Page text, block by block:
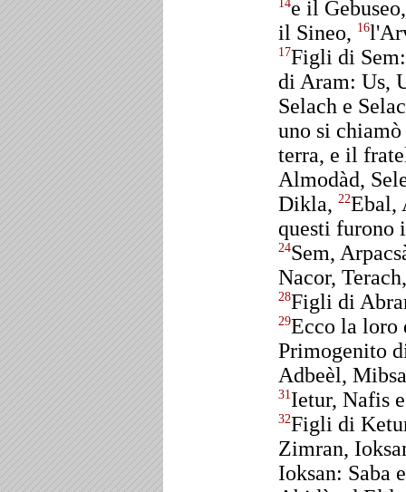
14e il
il Sineo, 16
17Figli di
di Aram: Us,
Selach e
uno si
terra, e il
Almodàd,
Dikla, 22Ebal,
questi
24Sem,
Nacor,
28Figli di
29Ecco la loro
Primogenito
Adbeèl,
31Ietur, Nafis
32Figli di
Zimran,
Ioksan: Saba